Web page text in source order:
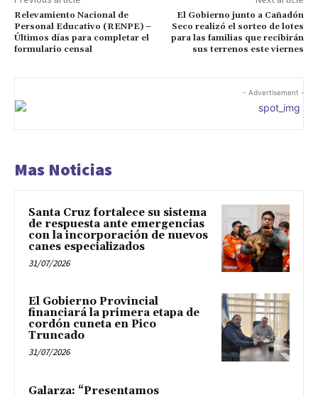
Relevamiento Nacional de
Personal Educativo (RENPE) –
Últimos días para completar el
formulario censal
El Gobierno junto a Cañadón
Seco realizó el sorteo de lotes
para las familias que recibirán
sus terrenos este viernes
- Advertisement -
Mas Noticias
Santa Cruz fortalece su sistema
de respuesta ante emergencias
con la incorporación de nuevos
canes especializados
31/07/2026
El Gobierno Provincial
financiará la primera etapa de
cordón cuneta en Pico
Truncado
31/07/2026
Galarza: “Presentamos